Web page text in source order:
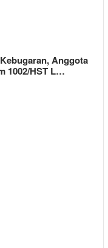
Anggota
1002/HST L…